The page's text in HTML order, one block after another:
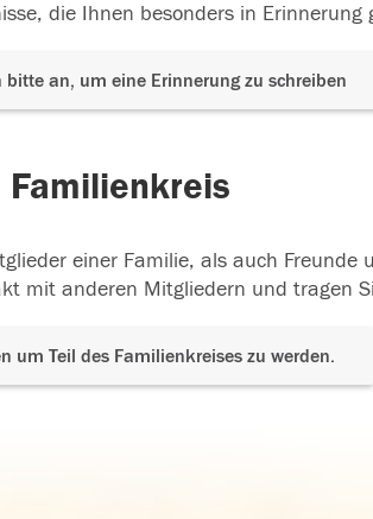
die Ihnen besonders in Erinnerung
bitte an, um eine Erinnerung zu schreiben
Familienkreis
einer Familie, als auch
mit anderen Mitgliedern und tragen
um Teil des Familienkreises zu werden.